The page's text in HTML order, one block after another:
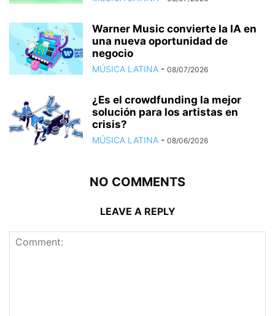
Warner Music convierte la IA en
una nueva oportunidad de
negocio
MÚSICA LATINA - 08/07/2026
¿Es el crowdfunding la mejor
solución para los artistas en
crisis?
MÚSICA LATINA - 08/06/2026
NO COMMENTS
LEAVE A REPLY